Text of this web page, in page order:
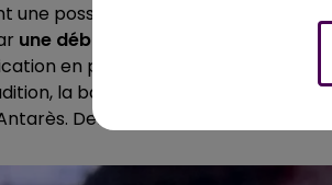
une possible décompression après
une débauche d’énergie à la
en poche, les basketteurs
la bannière célébrant la
Dernier acte d’une soirée